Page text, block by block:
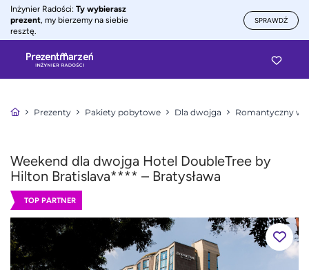
Inżynier Radości: Ty wybierasz
prezent, my bierzemy na siebie
resztę.
SPRAWDŹ
Prezenty Pakiety pobytowe Dla dwojga Romantyczny
Weekend dla dwojga Hotel DoubleTree by
Hilton Bratislava**** – Bratysława
TOP PARTNER